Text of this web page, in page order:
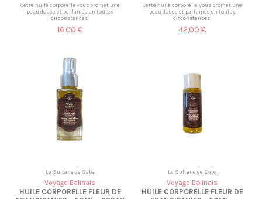
Cette huile corporelle vous promet une
peau douce et parfumée en toutes
circonstances.
16,00 €
Cette huile corporelle vous promet une
peau douce et parfumée en toutes
circonstances.
42,00 €
La Sultane de Saba
Voyage Balinais
HUILE CORPORELLE FLEUR DE
La Sultane de Saba
Voyage Balinais
HUILE CORPORELLE FLEUR DE